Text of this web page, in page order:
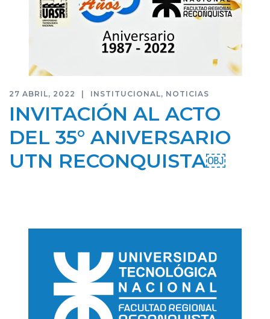
27 ABRIL, 2022 INSTITUCIONAL, NOTICIAS
INVITACIÓN AL ACTO
DEL 35° ANIVERSARIO
UTN RECONQUISTA￼